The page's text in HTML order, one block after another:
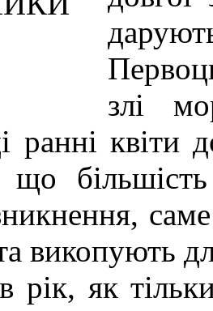
злі
ранні квіти
що
викопують
як